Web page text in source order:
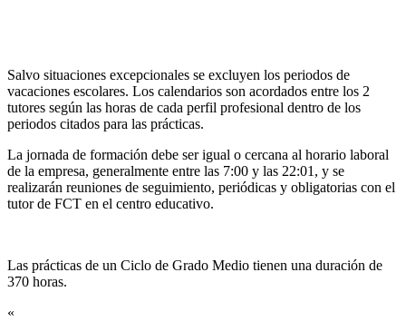
Salvo situaciones excepcionales se excluyen los periodos de
vacaciones escolares. Los calendarios son acordados entre los 2
tutores según las horas de cada perfil profesional dentro de los
periodos citados para las prácticas.
La jornada de formación debe ser igual o cercana al horario laboral
de la empresa, generalmente entre las 7:00 y las 22:01, y se
realizarán reuniones de seguimiento, periódicas y obligatorias con el
tutor de FCT en el centro educativo.
Las prácticas de un Ciclo de Grado Medio tienen una duración de
370 horas.
«